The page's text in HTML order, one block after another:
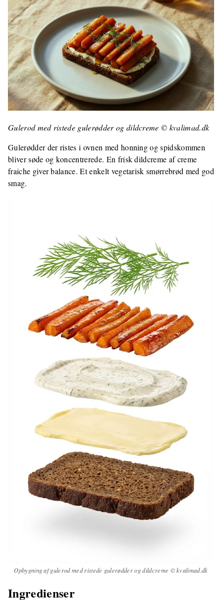
Gulerod med ristede gulerødder og dildcreme © kvalimad.dk
Gulerødder der ristes i ovnen med honning og spidskommen
bliver søde og koncentrerede. En frisk dildcreme af creme
fraiche giver balance. Et enkelt vegetarisk smørrebrød med god
smag.
Opbygning af gulerod med ristede gulerødder og dildcreme © kvalimad.dk
Ingredienser